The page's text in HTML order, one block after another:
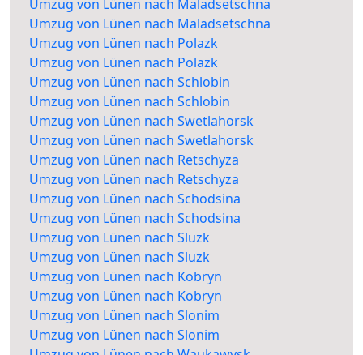
Umzug von Lünen nach Maladsetschna
Umzug von Lünen nach Maladsetschna
Umzug von Lünen nach Polazk
Umzug von Lünen nach Polazk
Umzug von Lünen nach Schlobin
Umzug von Lünen nach Schlobin
Umzug von Lünen nach Swetlahorsk
Umzug von Lünen nach Swetlahorsk
Umzug von Lünen nach Retschyza
Umzug von Lünen nach Retschyza
Umzug von Lünen nach Schodsina
Umzug von Lünen nach Schodsina
Umzug von Lünen nach Sluzk
Umzug von Lünen nach Sluzk
Umzug von Lünen nach Kobryn
Umzug von Lünen nach Kobryn
Umzug von Lünen nach Slonim
Umzug von Lünen nach Slonim